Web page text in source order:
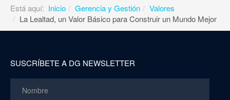
Está aquí: Inicio Gerencia y Gestión
Valores
La Lealtad, un Valor Básico para Construir un Mundo Mejor
SUSCRÍBETE A DG NEWSLETTER